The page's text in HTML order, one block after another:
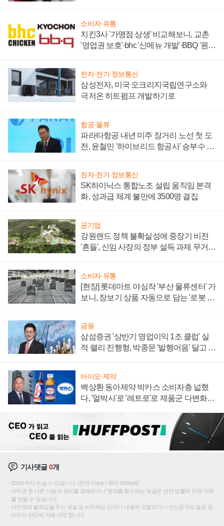
소비자·유통
치킨3사 '가맹점 상생' 비교해보니, 교촌
'영업권 보호'·bhc '신메뉴 개발'·BBQ '원가
전자·전기·정보통신
삼성전자, 미국 오크리지국립연구소와
극저온 히트펌프 개발하기로
항공·물류
파라타항공 내년 미주 장거리 노선 첫 도
전, 윤철민 '하이브리드 항공사' 승부수 통
전자·전기·정보통신
SK하이닉스 통합노조 설립 움직임 본격
화, 성과급 체계 불만에 3500명 결집
공기업
강원랜드 정책 불확실성에 중장기 비전
'흔들', 신임 사장의 정부 설득 과제 무거워
소비자·유통
[현장] 롯데마트 야심작 '부산 물류센터' 가
보니, 장보기 상품 자동으로 담는 '로봇 40
금융
삼섬증권 '상반기 영업이익 1조 클럽' 실
적 랠리 진행형, 박종문 '발행어음' 달고 연
바이오·제약
백상환 동아제약 박카스 소비자층 넓혔
다, '얼박사'로 '레트로'로 제품군 다변화
기사댓글0개
200자까지 쓰실 수 있습니다. (현재 0 byte / 최대 400byte)
저작권 등 다른 사람의 권리를 침해하거나 명예를 훼손하는 댓글은 관련 법률에 의해 제재
를 받을 수 있습니다.
타인에게 불쾌감을 주는 욕설 등 비하하는 단어가 내용에 포함되거나 인신공격성 글은 관
리자의 판단에 의해 삭제 합니다.